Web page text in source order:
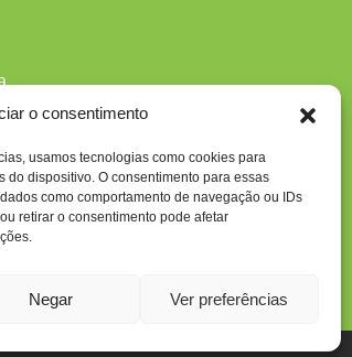
o consentimento
usamos tecnologias como cookies para
do dispositivo. O consentimento para essas
como comportamento de navegação ou IDs
retirar o consentimento pode afetar
Negar Ver preferências